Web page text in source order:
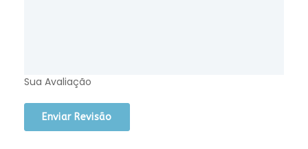
Sua Avaliação